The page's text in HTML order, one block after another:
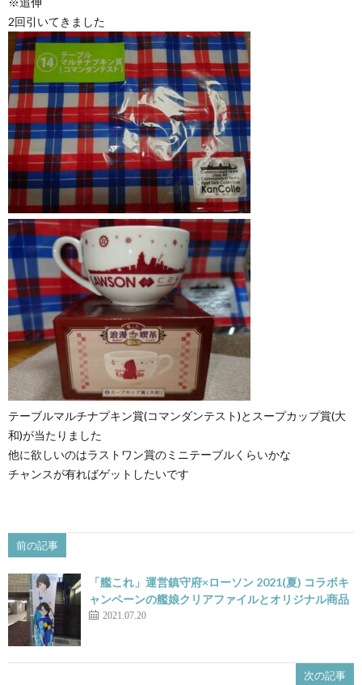
2回引いてきました
テーブルマルチナプキン賞(コマンダンテスト)とスープカップ賞(大
和)が当たりました
他に欲しいのはラストワン賞のミニテーブルくらいかな
チャンスが有ればゲットしたいです
前の記事
「艦これ」運営鎮守府×ローソン 2021(夏) コラボキ
ャンペーンの艦娘クリアファイルとオリジナル商品
2021.07.20
次の記事